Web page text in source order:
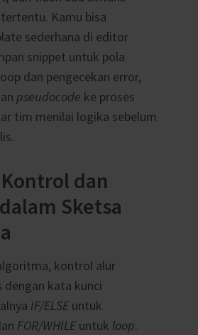
Kamu bisa
sederhana di editor
snippet untuk pola
dan pengecekan error,
pseudocode ke proses
tim menilai logika sebelum
dan
Sketsa
kontrol alur
dengan kata kunci
IF/ELSEuntuk
FOR/WHILEuntuk loop.